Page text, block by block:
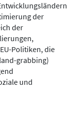
der
der
Politiken, die
grabbing)
und